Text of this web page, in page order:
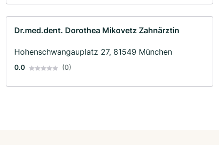
Dr.med.dent. Dorothea Mikovetz Zahnärztin
Hohenschwangauplatz 27, 81549 München
0.0 (0)